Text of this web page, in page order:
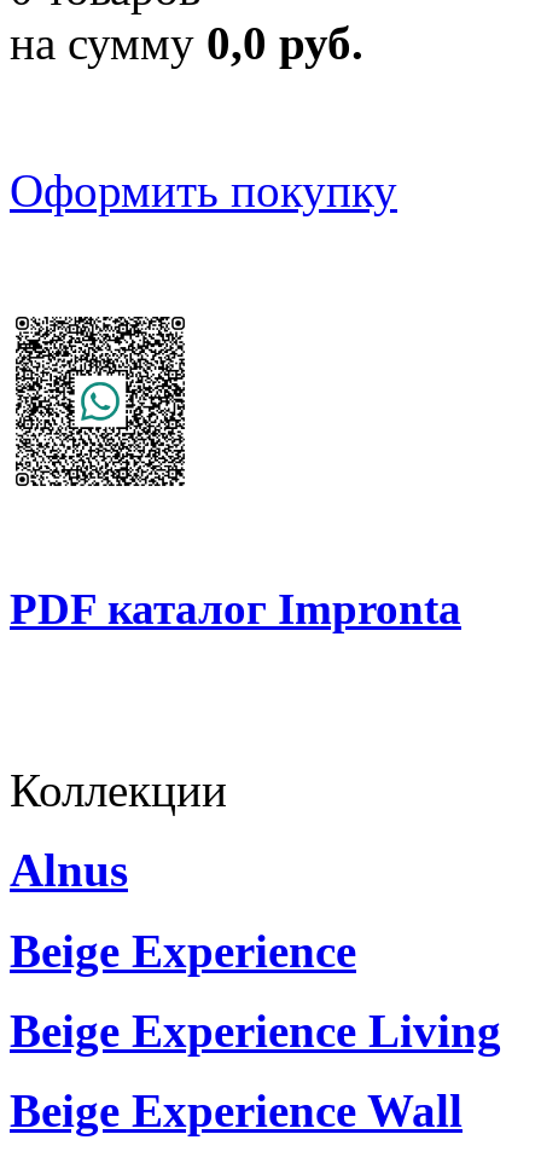
на сумму 0,0 руб.
Оформить покупку
PDF каталог Impronta
Коллекции
Alnus
Beige Experience
Beige Experience Living
Beige Experience Wall